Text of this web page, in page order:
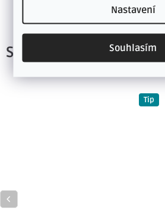
Nastavení
Souhlasím
Související produkty
Tip